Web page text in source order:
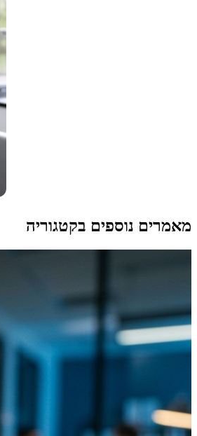
מאמרים נוספים בקטגוריה